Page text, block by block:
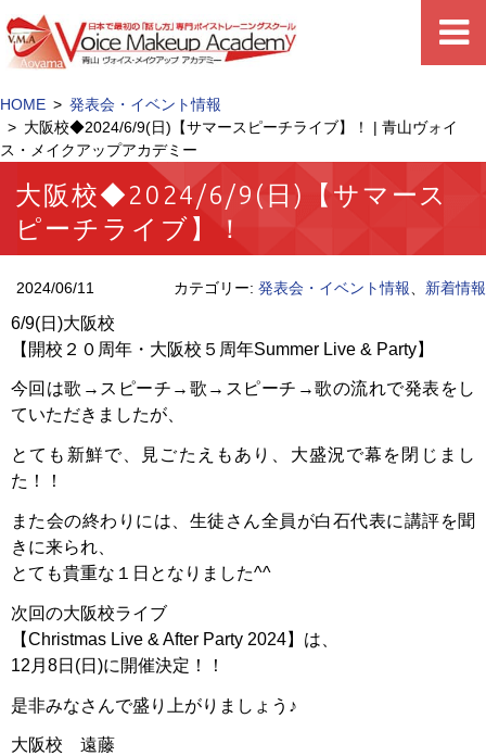
HOME
発表会・イベント情報
大阪校◆2024/6/9(日)【サマースピーチライブ】！ | 青山ヴォイ
ス・メイクアップアカデミー
大阪校◆2024/6/9(日)【サマース
ピーチライブ】！
2024/06/11 カテゴリー: 発表会・イベント情報 新着情報
6/9(日)大阪校
【開校２０周年・大阪校５周年Summer Live & Party】
今回は歌→スピーチ→歌→スピーチ→歌の流れで発表をし
ていただきましたが、
とても新鮮で、見ごたえもあり、 大盛況で幕を閉じまし
た！！
また会の終わりには、生徒さん全員が白石代表に講評を聞
きに来られ、
とても貴重な１日となりました^^
次回の大阪校ライブ
【Christmas Live & After Party 2024】は、
12月8日(日)に開催決定！！
是非みなさんで盛り上がりましょう♪
大阪校 遠藤